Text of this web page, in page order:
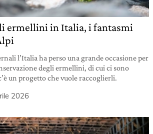
ermellini in Italia, i fantasmi
l’Italia ha perso una grande occasione per
degli ermellini, di cui ci sono
un progetto che vuole raccoglierli.
2026